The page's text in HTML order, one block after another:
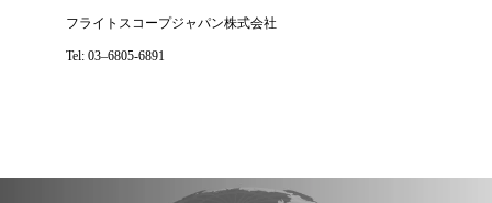
フライトスコープジャパン株式会社
Tel: 03–6805-6891